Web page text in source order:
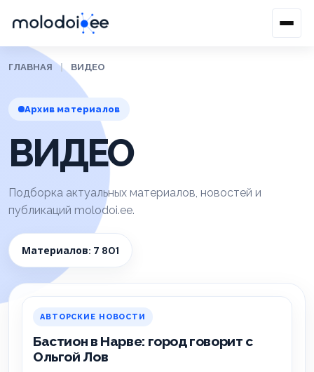
ГЛАВНАЯ | ВИДЕО
Архив материалов
ВИДЕО
Подборка актуальных материалов, новостей и
публикаций molodoi.ee.
Материалов: 7 801
АВТОРСКИЕ НОВОСТИ
Бастион в Нарве: город говорит с
Ольгой Лов